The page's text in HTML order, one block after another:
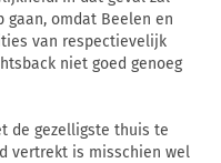
gaan, omdat Beelen en
van respectievelijk
niet goed genoeg
de gezelligste thuis te
vertrekt is misschien wel